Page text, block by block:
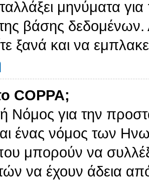
μηνύματα
βάσης
ξανά και να
COPPA;
Νόμος για την
ένας νόμος των
μπορούν να
να έχουν άδεια